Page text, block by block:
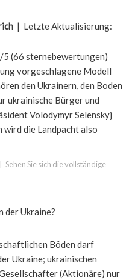
| Letzte Aktualisierung:
5 (66 sternebewertungen)
vorgeschlagene Modell
den Ukrainern, den Boden
ukrainische Bürger und
Volodymyr Selenskyj
wird die Landpacht also
Sehen Sie sich die vollständige
der Ukraine?
Böden darf
Ukraine; ukrainischen
(Aktionäre) nur